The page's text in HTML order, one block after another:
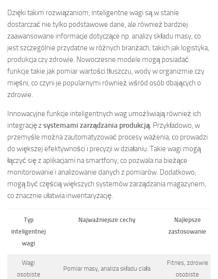
Dzięki takim rozwiązaniom, inteligentne wagi są w stanie
dostarczać nie tylko podstawowe dane, ale również bardziej
zaawansowane informacje dotyczące np. analizy składu masy, co
jest szczególnie przydatne w różnych branżach, takich jak logistyka,
produkcja czy zdrowie. Nowoczesne modele mogą posiadać
funkcje takie jak pomiar wartości tłuszczu, wody w organizmie czy
mięśni, co czyni je popularnymi również wśród osób dbających o
zdrowie.
Innowacyjne funkcje inteligentnych wag umożliwiają również ich
integrację zsystemami zarządzania produkcją. Przykładowo, w
przemyśle można zautomatyzować procesy ważenia, co prowadzi
do większej efektywności i precyzji w działaniu. Takie wagi mogą
łączyć się z aplikacjami na smartfony, co pozwala na bieżące
monitorowanie i analizowanie danych z pomiarów. Dodatkowo,
mogą być częścią większych systemów zarządzania magazynem,
co znacznie ułatwia inwentaryzację.
Typ
inteligentnej
wagi
Najważniejsze cechy
Najlepsze
zastosowanie
Wagi
osobiste
Pomiar masy, analiza składu ciała
Fitnes, zdrowie
osobiste